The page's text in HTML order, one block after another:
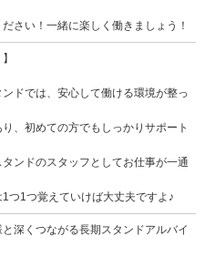
さい！一緒に楽しく働きましょう！
ドでは、安心して働ける環境が整っ
、初めての方でもしっかりサポート
ンドのスタッフとしてお仕事が一通
つ1つ覚えていけば大丈夫ですよ♪
深くつながる長期スタンドアルバイ